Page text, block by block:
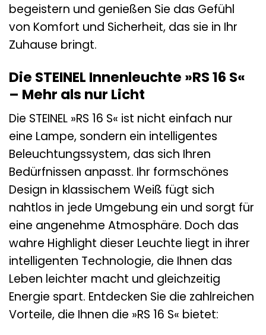
begeistern und genießen Sie das Gefühl
von Komfort und Sicherheit, das sie in Ihr
Zuhause bringt.
Die STEINEL Innenleuchte »RS 16 S«
– Mehr als nur Licht
Die STEINEL »RS 16 S« ist nicht einfach nur
eine Lampe, sondern ein intelligentes
Beleuchtungssystem, das sich Ihren
Bedürfnissen anpasst. Ihr formschönes
Design in klassischem Weiß fügt sich
nahtlos in jede Umgebung ein und sorgt für
eine angenehme Atmosphäre. Doch das
wahre Highlight dieser Leuchte liegt in ihrer
intelligenten Technologie, die Ihnen das
Leben leichter macht und gleichzeitig
Energie spart. Entdecken Sie die zahlreichen
Vorteile, die Ihnen die »RS 16 S« bietet: